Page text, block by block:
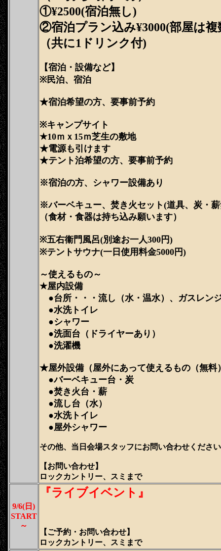
①¥2500(宿泊無し)
②宿泊プラン込み¥3000(部屋は
（共に1ドリンク付)
【宿泊・設備など】
※民泊、宿泊
★宿泊希望の方、要事前予約
※キャンプサイト
★10ｍｘ15ｍ芝生の敷地
★電源も引けます
★テント泊希望の方、要事前予約
※宿泊の方、シャワー設備あり
※バーベキュー、焚き火セット(道具、炭・
（食材・食器は持ち込み願います）
※五右衞門風呂(別途お一人300円)
※テントサウナ(一日使用料金5000円)
～使えるもの～
★屋内設備
●台所・・・流し（水・温水）、ガスレン
●水洗トイレ
●シャワー
●洗面台（ドライヤーあり）
●洗濯機
★屋外設備（屋外にあって使えるもの（無料
●バーベキュー台・炭
●焚き火台・薪
●流し台（水）
●水洗トイレ
●屋外シャワー
その他、当日会場スタッフにお問い合わせくださ
【お問い合わせ】
ロックカントリー、スミまで
9/6(日)
START
～
『ライブイベント』
【ご予約・ お問い合わせ】
ロックカントリー、スミまで